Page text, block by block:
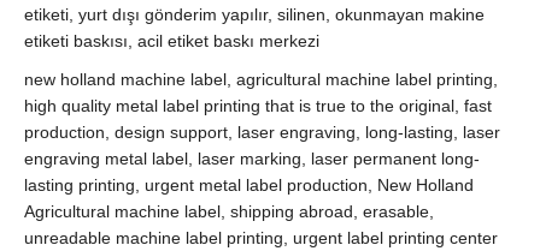
etiketi, yurt dışı gönderim yapılır, silinen, okunmayan makine
etiketi baskısı, acil etiket baskı merkezi
new holland machine label, agricultural machine label printing,
high quality metal label printing that is true to the original, fast
production, design support, laser engraving, long-lasting, laser
engraving metal label, laser marking, laser permanent long-
lasting printing, urgent metal label production, New Holland
Agricultural machine label, shipping abroad, erasable,
unreadable machine label printing, urgent label printing center